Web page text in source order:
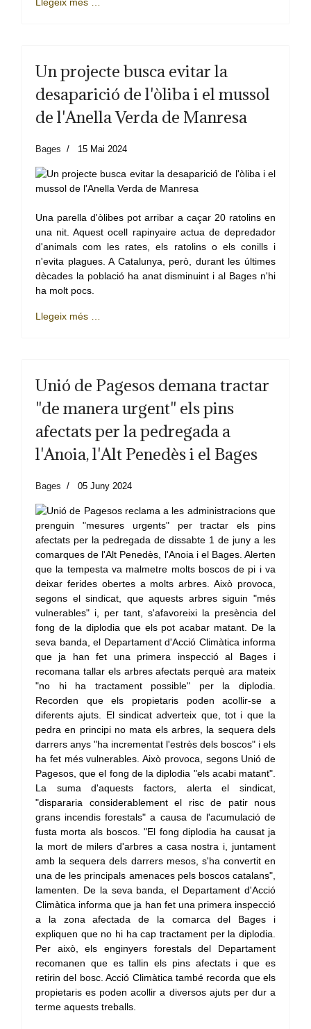
Un projecte busca evitar la
desaparició de l'òliba i el mussol
de l'Anella Verda de Manresa
Bages 15 Mai 2024
Una parella d'òlibes pot arribar a caçar 20 ratolins en
una nit. Aquest ocell rapinyaire actua de depredador
d'animals com les rates, els ratolins o els conills i
n'evita plagues. A Catalunya, però, durant les últimes
dècades la població ha anat disminuint i al Bages n'hi
ha molt pocs.
Llegeix més …
Unió de Pagesos demana tractar
"de manera urgent" els pins
afectats per la pedregada a
l'Anoia, l'Alt Penedès i el Bages
Bages 05 Juny 2024